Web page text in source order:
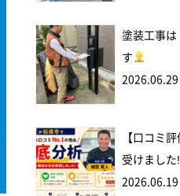
塗装工事は
す
2026.06.29
【口コミ
受けました
2026.06.19